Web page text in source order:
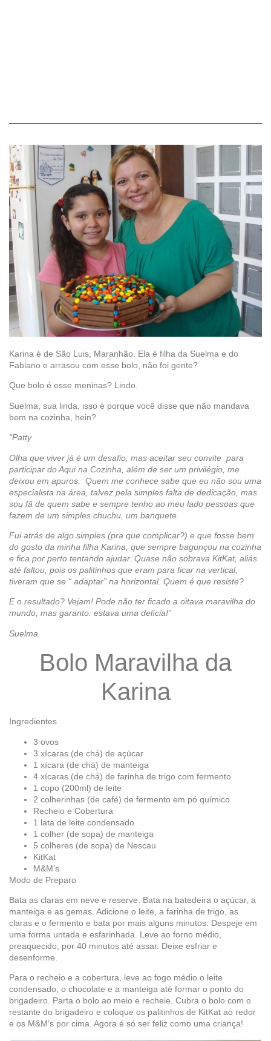
Karina é de São Luis, Maranhão. Ela é filha da Suelma e do
Fabiano e arrasou com esse bolo, não foi gente?
Que bolo é esse meninas? Lindo.
Suelma, sua linda, isso é porque você disse que não mandava
bem na cozinha, hein?
“Patty
Olha que viver já é um desafio, mas aceitar seu convite para
participar do Aqui na Cozinha, além de ser um privilégio, me
deixou em apuros. Quem me conhece sabe que eu não sou uma
especialista na área, talvez pela simples falta de dedicação, mas
sou fã de quem sabe e sempre tenho ao meu lado pessoas que
fazem de um simples chuchu, um banquete.
Fui atrás de algo simples (pra que complicar?) e que fosse bem
do gosto da minha filha Karina, que sempre bagunçou na cozinha
e fica por perto tentando ajudar. Quase não sobrava KitKat, aliás
até faltou, pois os palitinhos que eram para ficar na vertical,
tiveram que se “ adaptar” na horizontal. Quem é que resiste?
E o resultado? Vejam! Pode não ter ficado a oitava maravilha do
mundo, mas garanto: estava uma delícia!”
Suelma
Bolo Maravilha da
Karina
Ingredientes
3 ovos
3 xícaras (de chá) de açúcar
1 xícara (de chá) de manteiga
4 xícaras (de chá) de farinha de trigo com fermento
1 copo (200ml) de leite
2 colherinhas (de café) de fermento em pó químico
Recheio e Cobertura
1 lata de leite condensado
1 colher (de sopa) de manteiga
5 colheres (de sopa) de Nescau
KitKat
M&M’s
Modo de Preparo
Bata as claras em neve e reserve. Bata na batedeira o açúcar, a
manteiga e as gemas. Adicione o leite, a farinha de trigo, as
claras e o fermento e bata por mais alguns minutos. Despeje em
uma forma untada e esfarinhada. Leve ao forno médio,
preaquecido, por 40 minutos até assar. Deixe esfriar e
desenforme.
Para o recheio e a cobertura, leve ao fogo médio o leite
condensado, o chocolate e a manteiga até formar o ponto do
brigadeiro. Parta o bolo ao meio e recheie. Cubra o bolo com o
restante do brigadeiro e coloque os palitinhos de KitKat ao redor
e os M&M’s por cima. Agora é só ser feliz como uma criança!